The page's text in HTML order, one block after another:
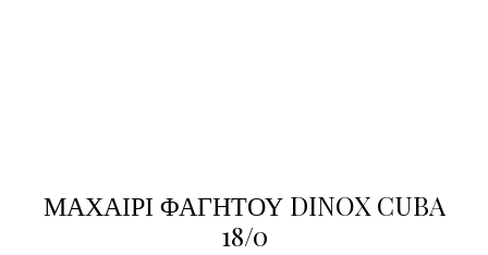
ΜΑΧΑΙΡΙ ΦΑΓΗΤΟΥ DINOX CUBA
18/0